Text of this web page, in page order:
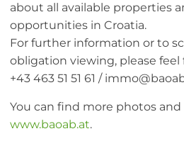
about all available properties
opportunities in Croatia.
For further information or to
obligation viewing, please
+43 463 51 51 61 /
You can find more photos
www.baoab.at.